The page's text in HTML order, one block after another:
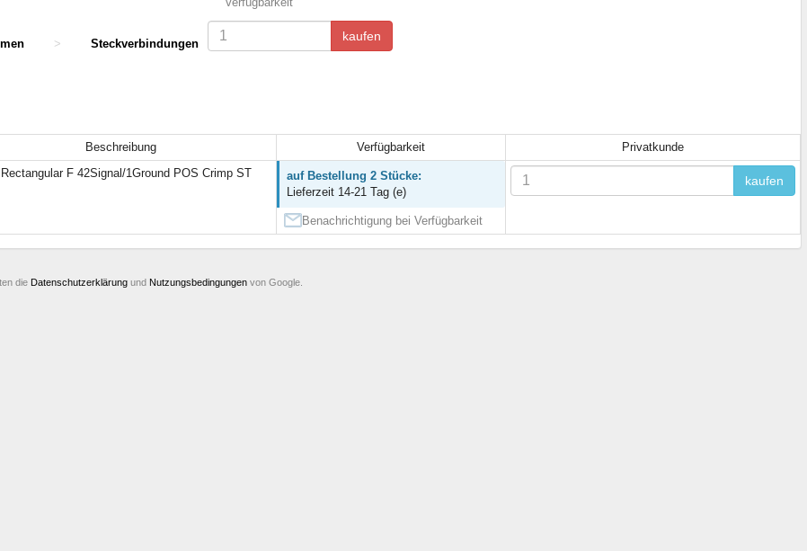
>
Steckverbindungen
kaufen
Beschreibung Verfügbarkeit
Privatkunde
F 42Signal/1Ground POS Crimp ST
auf Bestellung 2 Stücke:
Lieferzeit 14-21 Tag (e)
Benachrichtigung bei Verfügbarkeit
kaufen
die Datenschutzerklärung und Nutzungsbedingungen von Google.